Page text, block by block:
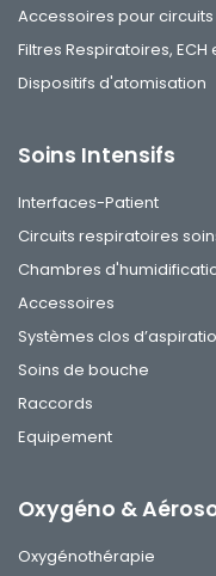
Accessoires pour
Filtres Respiratoires, ECH
Dispositifs d'atomisation
Soins Intensifs
Interfaces-Patient
Circuits respiratoires
Chambres
Accessoires
Systèmes clos
Soins de bouche
Raccords
Equipement
Oxygéno &
Oxygénothérapie